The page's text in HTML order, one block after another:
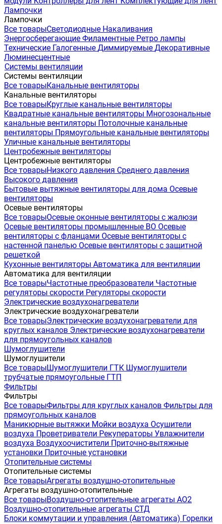
Лампочки
Лампочки
Все товарыСветодиодные Накаливания
Энергосберегающие Филаментные Ретро лампы
Технические Галогенные Диммируемые Декоративные
Люминесцентные
Системы вентиляции
Системы вентиляции
Все товарыКанальные вентиляторы
Канальные вентиляторы
Все товарыКруглые канальные вентиляторы
Квадратные канальные вентиляторы Многозональные
канальные вентиляторы Потолочные канальные
вентиляторы Прямоугольные канальные вентиляторы
Уличные канальные вентиляторы
Центробежные вентиляторы
Центробежные вентиляторы
Все товарыНизкого давления Среднего давления
Высокого давления
Бытовые вытяжные вентиляторы для дома Осевые
вентиляторы
Осевые вентиляторы
Все товарыОсевые оконные вентиляторы с жалюзи
Осевые вентиляторы промышленные ВО Осевые
вентиляторы с фланцами Осевые вентиляторы с
настенной панелью Осевые вентиляторы с защитной
решеткой
Кухонные вентиляторы Автоматика для вентиляции
Автоматика для вентиляции
Все товарыЧастотные преобразователи Частотные
регуляторы скорости Регуляторы скорости
Электрические воздухонагреватели
Электрические воздухонагреватели
Все товарыЭлектрические воздухонагреватели для
круглых каналов Электрические воздухонагреватели
для прямоугольных каналов
Шумоглушители
Шумоглушители
Все товарыШумоглушители ГТК Шумоглушители
трубчатые прямоугольные ГТП
Фильтры
Фильтры
Все товарыФильтры для круглых каналов Фильтры для
прямоугольных каналов
Маникюрные вытяжки Мойки воздуха Осушители
воздуха Проветриватели Рекуператоры Увлажнители
воздуха Воздухоочистители Приточно-вытяжные
установки Приточные установки
Отопительные системы
Отопительные системы
Все товарыАгрегаты воздушно-отопительные
Агрегаты воздушно-отопительные
Все товарыВоздушно-отопительные агрегаты АО2
Воздушно-отопительные агрегаты СТД
Блоки коммутации и управления (Автоматика) Горелки